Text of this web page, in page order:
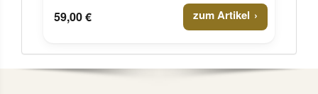
59,00 € zum Artikel